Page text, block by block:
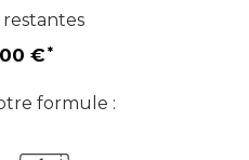
restantes
€
formule :